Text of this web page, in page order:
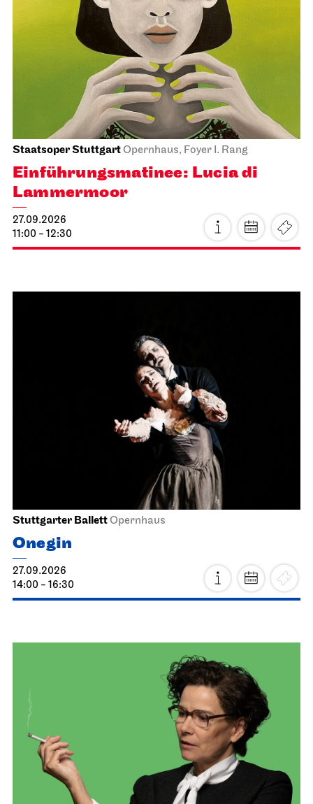
Staatsoper StuttgartOpernhaus, Foyer I. Rang
Einführungs­matinee: Lucia di
Lammermoor
27.09.2026
11:00 - 12:30
Stuttgarter BallettOpernhaus
Onegin
27.09.2026
14:00 - 16:30